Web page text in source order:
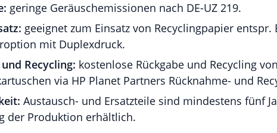
geringe Geräuschemissionen nach DE-UZ 219.
geeignet zum Einsatz von Recyclingpapier entspr.
mit Duplexdruck.
Recycling: kostenlose Rückgabe und Recycling
via HP Planet Partners Rücknahme- und
Austausch- und Ersatzteile sind mindestens fünf
der Produktion erhältlich.